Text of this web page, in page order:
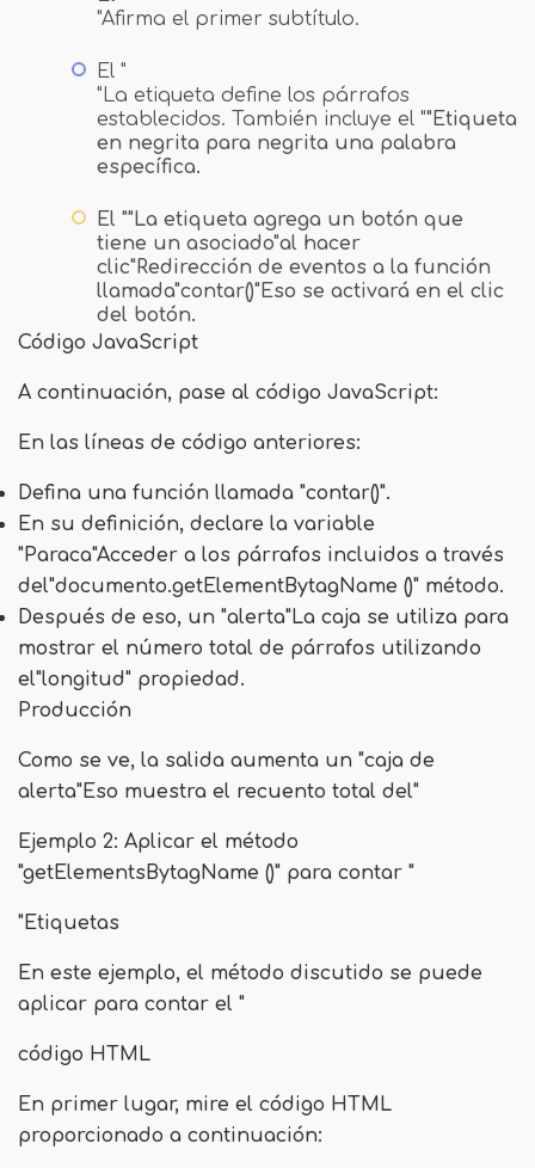
"Afirma el primer subtítulo.
El "
"La etiqueta define los párrafos
establecidos. También incluye el ""Etiqueta
en negrita para negrita una palabra
específica.
El ""La etiqueta agrega un botón que
tiene un asociado"al hacer
clic"Redirección de eventos a la función
llamada"contar()"Eso se activará en el clic
del botón.
Código JavaScript
A continuación, pase al código JavaScript:
En las líneas de código anteriores:
Defina una función llamada "contar()".
En su definición, declare la variable
"Paraca"Acceder a los párrafos incluidos a través
del"documento.getElementBytagName ()" método.
Después de eso, un "alerta"La caja se utiliza para
mostrar el número total de párrafos utilizando
el"longitud" propiedad.
Producción
Como se ve, la salida aumenta un "caja de
alerta"Eso muestra el recuento total del"
Ejemplo 2: Aplicar el método
"getElementsBytagName ()" para contar "
"Etiquetas
En este ejemplo, el método discutido se puede
aplicar para contar el "
código HTML
En primer lugar, mire el código HTML
proporcionado a continuación: